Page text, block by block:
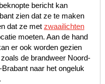
bericht kan
zien dat ze te maken
dat ze met zwaailichten
moeten. Aan de hand
er ook worden gezien
de brandweer Noord-
naar het ongeluk